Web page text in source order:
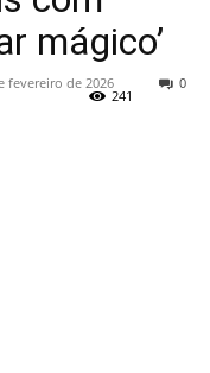
mágico’
fevereiro de 2026 0
241